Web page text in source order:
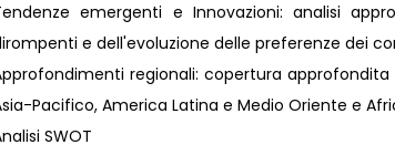
emergenti e Innovazioni: analisi
e dell'evoluzione delle preferenze dei
regionali: copertura approfondita
Pacifico, America Latina e Medio Oriente e
SWOT